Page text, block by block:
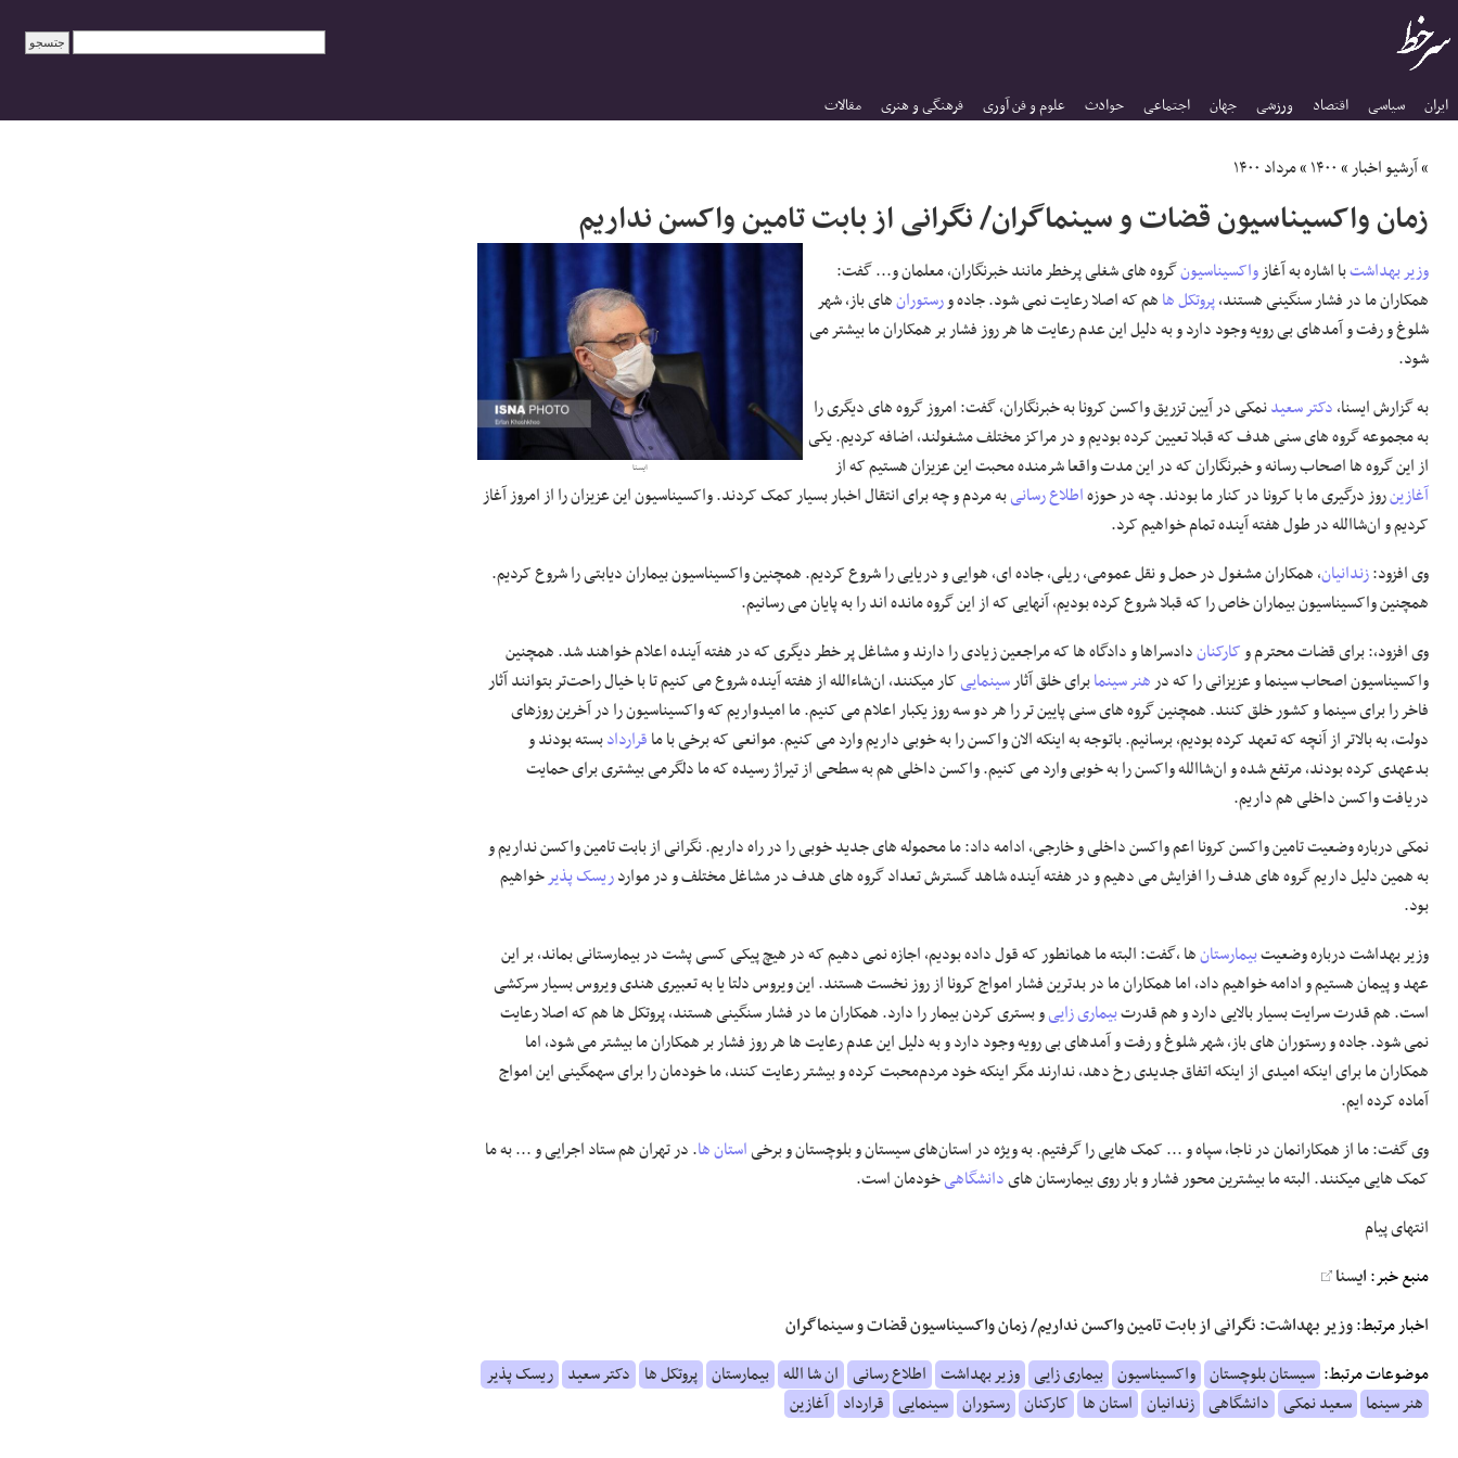
ایران سیاسی اقتصاد ورزشی جهان اجتماعی حوادث علوم و فن آوری فرهنگی و هنری مقالات
»آرشیو اخبار»۱۴۰۰»مرداد ۱۴۰۰
زمان واکسیناسیون قضات و سینماگران/ نگرانی از بابت تامین واکسن نداریم
ایسنا
وزیر بهداشتبا اشاره به آغازواکسیناسیونگروه های شغلی پرخطر مانند خبرنگاران، معلمان و... گفت:
همکاران ما در فشار سنگینی هستند،پروتکل هاهم که اصلا رعایت نمی شود. جاده ورستورانهای باز، شهر
شلوغ و رفت و آمدهای بی رویه وجود دارد و به دلیل این عدم رعایت ها هر روز فشار بر همکاران ما بیشتر می
شود.
به گزارش ایسنا،دکتر سعیدنمکی در آیین تزریق واکسن کرونا به خبرنگاران، گفت: امروز گروه های دیگری را
به مجموعه گروه های سنی هدف که قبلا تعیین کرده بودیم و در مراکز مختلف مشغولند، اضافه کردیم. یکی
از این گروه ها اصحاب رسانه و خبرنگاران که در این مدت واقعا شرمنده محبت این عزیزان هستیم که از
آغازینروز درگیری ما با کرونا در کنار ما بودند. چه در حوزهاطلاع رسانیبه مردم و چه برای انتقال اخبار بسیار کمک کردند. واکسیناسیون این عزیزان را از امروز آغاز
کردیم و ان‌شاالله در طول هفته آینده تمام خواهیم کرد.
وی افزود:زندانیان، همکاران مشغول در حمل و نقل عمومی، ریلی، جاده ای، هوایی و دریایی را شروع کردیم. همچنین واکسیناسیون بیماران دیابتی را شروع کردیم.
همچنین واکسیناسیون بیماران خاص را که قبلا شروع کرده بودیم، آنهایی که از این گروه مانده اند را به پایان می رسانیم.
وی افزود،: برای قضات محترم وکارکناندادسراها و دادگاه ها که مراجعین زیادی را دارند و مشاغل پر خطر دیگری که در هفته آینده اعلام خواهند شد. همچنین
واکسیناسیون اصحاب سینما و عزیزانی را که درهنر سینمابرای خلق آثارسینماییکار میکنند، ان‌شاءالله از هفته آینده شروع می کنیم‌ تا با خیال راحت‌تر بتوانند آثار
فاخر را برای سینما و کشور خلق کنند. همچنین گروه های سنی پایین تر را هر دو سه روز یکبار اعلام می کنیم. ما امیدواریم که واکسیناسیون را در آخرین روزهای
دولت، به بالاتر از آنچه که تعهد کرده بودیم، برسانیم. باتوجه به اینکه الان واکسن را به خوبی داریم وارد می کنیم. موانعی که برخی با ماقراردادبسته بودند و
بدعهدی کرده بودند، مرتفع شده و ان‌شاالله واکسن را به خوبی وارد می کنیم. واکسن داخلی هم به سطحی از تیراژ رسیده که ما دلگرمی بیشتری برای حمایت
دریافت واکسن داخلی هم داریم.
نمکی درباره وضعیت تامین واکسن کرونا اعم واکسن داخلی و خارجی، ادامه داد: ما محموله های جدید خوبی را در راه داریم. نگرانی از بابت تامین واکسن نداریم و
به همین دلیل داریم گروه های هدف را افزایش می دهیم و در هفته آینده شاهد گسترش تعداد گروه های هدف در مشاغل مختلف و در مواردریسک پذیرخواهیم
بود.
وزیر بهداشت درباره وضعیتبیمارستانها ،گفت: البته ما همانطور که قول داده بودیم، اجازه نمی دهیم که در هیچ پیکی کسی پشت در بیمارستانی بماند، بر این
عهد و پیمان هستیم و ادامه خواهیم داد، اما همکاران ما در بدترین فشار امواج کرونا از روز نخست هستند. این ویروس دلتا یا به تعبیری هندی ویروس بسیار سرکشی
است. هم قدرت سرایت بسیار بالایی دارد و هم قدرتبیماری زاییو بستری کردن بیمار را دارد. همکاران ما در فشار سنگینی هستند، پروتکل ها هم که اصلا رعایت
نمی شود. جاده و رستوران های باز، شهر شلوغ و رفت و آمدهای بی رویه وجود دارد و به دلیل این عدم رعایت ها هر روز فشار بر همکاران ما بیشتر می شود، اما
همکاران ما برای اینکه امیدی از اینکه اتفاق جدیدی رخ دهد، ندارند مگر اینکه خود مردم‌محبت کرده و بیشتر رعایت کنند، ما خودمان را برای سهمگینی این امواج
آماده کرده ایم.
وی گفت: ما از همکارانمان در ناجا، سپاه و ... کمک هایی را گرفتیم. به ویژه در استان‌های سیستان و بلوچستان و برخیاستان ها. در تهران هم ستاد اجرایی و ... به ما
کمک هایی میکنند. البته ما بیشترین محور فشار و بار روی بیمارستان هایدانشگاهیخودمان است.
انتهای پیام
منبع خبر:ایسنا
اخبار مرتبط:وزیر بهداشت: نگرانی از بابت تامین واکسن نداریم/ زمان واکسیناسیون قضات و سینماگران
موضوعات مرتبط: سیستان بلوچستان واکسیناسیون بیماری زایی وزیر بهداشت اطلاع رسانی ان شا الله بیمارستان پروتکل ها دکتر سعید ریسک پذیر
هنر سینما سعید نمکی دانشگاهی زندانیان استان ها کارکنان رستوران سینمایی قرارداد آغازین